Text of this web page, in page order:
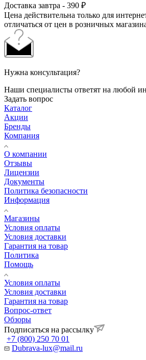
Доставка завтра - 390 ₽
Цена действительна только для
отличаться от цен в розничных
Нужна консультация?
Наши специалисты ответят на любой
Задать вопрос
Каталог
Акции
Бренды
Компания
О компании
Отзывы
Лицензии
Документы
Политика безопасности
Информация
Магазины
Условия оплаты
Условия доставки
Гарантия на товар
Политика
Помощь
Условия оплаты
Условия доставки
Гарантия на товар
Вопрос-ответ
Обзоры
Подписаться на рассылку
+7 (800) 250 70 01
Dubrava-lux@mail.ru